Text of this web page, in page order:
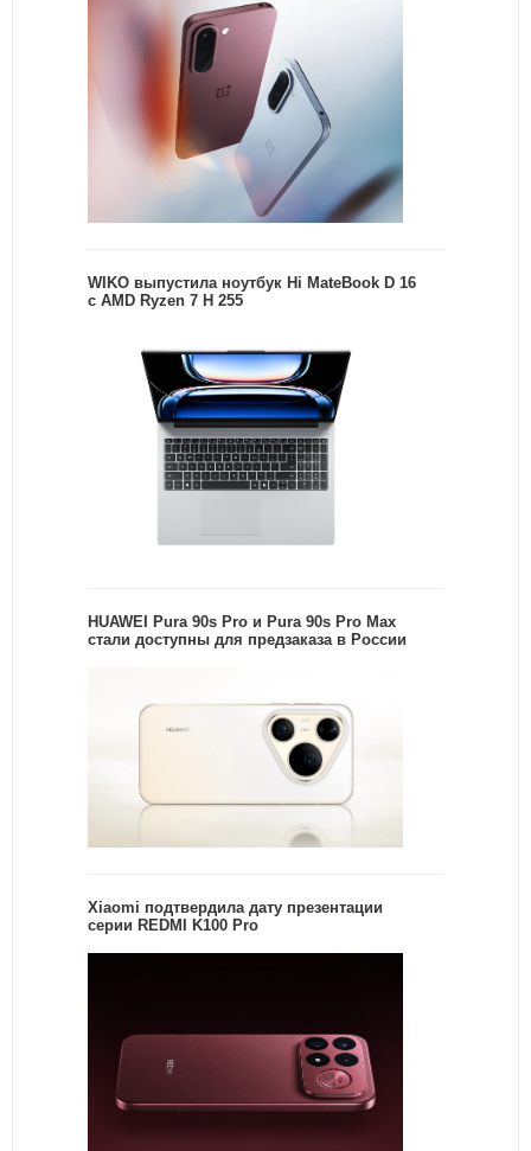
WIKO выпустила ноутбук Hi MateBook D 16
с AMD Ryzen 7 H 255
HUAWEI Pura 90s Pro и Pura 90s Pro Max
стали доступны для предзаказа в России
Xiaomi подтвердила дату презентации
серии REDMI K100 Pro